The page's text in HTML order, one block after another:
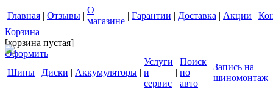
Главная | Отзывы |
О
магазине
| Гарантии | Доставка | Акции |
Корзина
[корзина пустая]
Оформить
Шины | Диски | Аккумуляторы |
Услуги
и
сервис
|
Поиск
по
авто
|
Запись на
шиномонтаж